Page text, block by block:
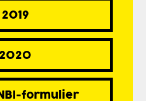
2019
2020
formulier